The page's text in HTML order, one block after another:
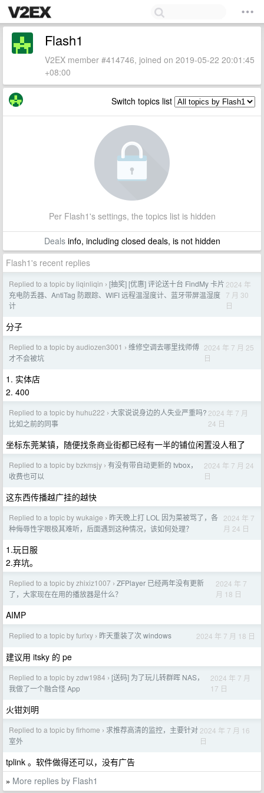
Flash1
V2EX member #414746, joined on 2019-05-22 20:01:45
+08:00
Switch topics list
Per Flash1's settings, the topics list is hidden
Dealsinfo, including closed deals, is not hidden
Flash1's recent replies
Replied to a topic by liqinliqin › [抽奖] [优惠] 评论送十台 FindMy 卡片
充电防丢器、AntiTag 防跟踪、WIFI 远程温湿度计、蓝牙带屏温湿度
计
2024 年
7 月 30
日
分子
Replied to a topic by audiozen3001 › 维修空调去哪里找师傅
才不会被坑
2024 年 7 月 25
日
1. 实体店
2. 400
Replied to a topic by huhu222 › 大家说说身边的人失业严重吗?
比如之前的同事
2024 年 7 月
24 日
坐标东莞某镇，随便找条商业街都已经有一半的铺位闲置没人租了
Replied to a topic by bzkmsjy › 有没有带自动更新的 tvbox，
收费也可以
2024 年 7 月 24
日
这东西传播越广挂的越快
Replied to a topic by wukaige › 昨天晚上打 LOL 因为菜被骂了，各
种侮辱性字眼极其难听，后面遇到这种情况，该如何处理？
2024 年 7
月 24 日
1.玩日服
2.弃坑。
Replied to a topic by zhixiz1007 › ZFPlayer 已经两年没有更新
了，大家现在在用的播放器是什么？
2024 年 7
月 18 日
AIMP
Replied to a topic by furlxy › 昨天重装了次 windows 2024 年 7 月 18 日
建议用 itsky 的 pe
Replied to a topic by zdw1984 › [送码] 为了玩儿转群晖 NAS，
我做了一个融合怪 App
2024 年 7 月
17 日
火钳刘明
Replied to a topic by firhome › 求推荐高清的监控，主要针对
室外
2024 年 7 月 16
日
tplink 。软件做得还可以，没有广告
» More replies by Flash1